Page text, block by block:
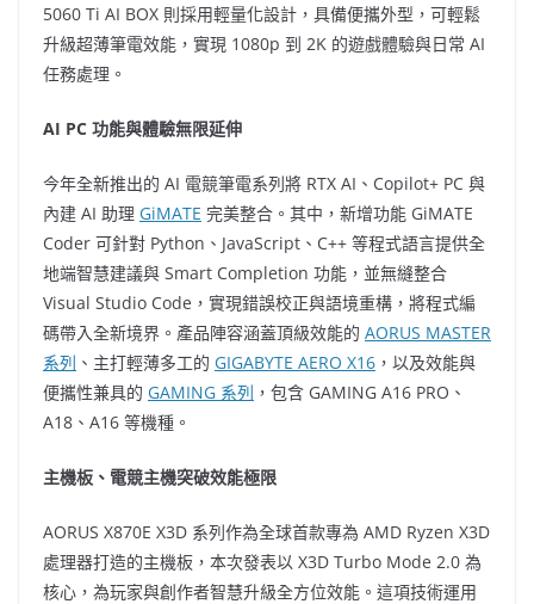
5060 Ti AI BOX 則採用輕量化設計，具備便攜外型，可輕鬆
升級超薄筆電效能，實現 1080p 到 2K 的遊戲體驗與日常 AI
任務處理。
AI PC 功能與體驗無限延伸
今年全新推出的 AI 電競筆電系列將 RTX AI、Copilot+ PC 與
內建 AI 助理 GiMATE 完美整合。其中，新增功能 GiMATE
Coder 可針對 Python、JavaScript、C++ 等程式語言提供全
地端智慧建議與 Smart Completion 功能，並無縫整合
Visual Studio Code，實現錯誤校正與語境重構，將程式編
碼帶入全新境界。產品陣容涵蓋頂級效能的 AORUS MASTER
系列 、主打輕薄多工的 GIGABYTE AERO X16 ，以及效能與
便攜性兼具的 GAMING 系列 ，包含 GAMING A16 PRO、
A18、A16 等機種。
主機板、 電競主機突破效能極限
AORUS X870E X3D 系列作為全球首款專為 AMD Ryzen X3D
處理器打造的主機板，本次發表以 X3D Turbo Mode 2.0 為
核心，為玩家與創作者智慧升級全方位效能。這項技術運用